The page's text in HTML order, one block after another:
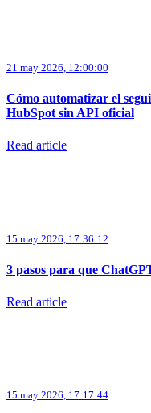
21 may 2026, 12:00:00
Cómo automatizar el
HubSpot sin API oficial
Read article
15 may 2026, 17:36:12
3 pasos para que
Read article
15 may 2026, 17:17:44